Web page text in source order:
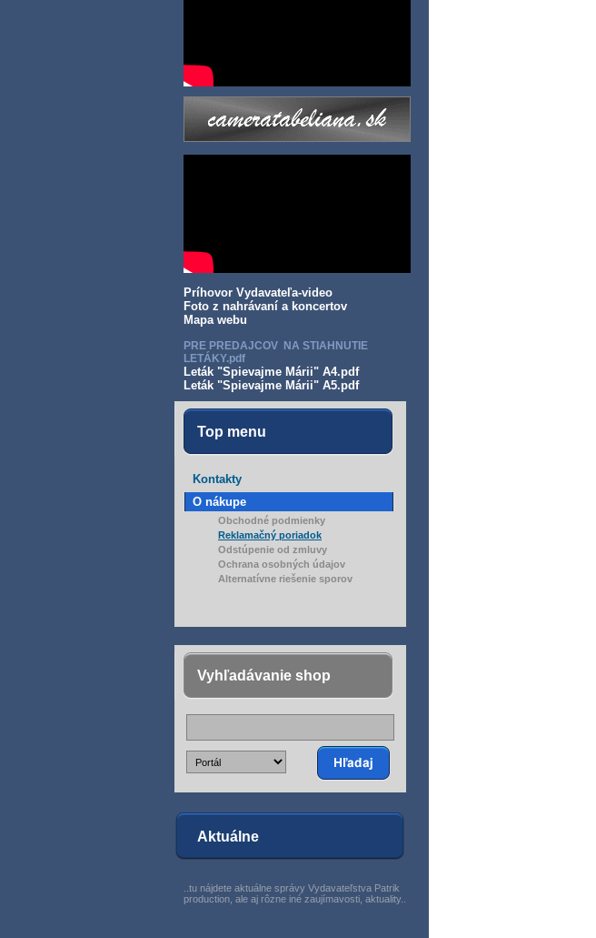
Príhovor Vydavateľa-video
Foto z nahrávaní a koncertov
Mapa webu
PRE PREDAJCOV NA STIAHNUTIE
LETÁKY.pdf
Leták "Spievajme Márii" A4.pdf
Leták "Spievajme Márii" A5.pdf
Top menu
Kontakty
O nákupe
Obchodné podmienky
Reklamačný poriadok
Odstúpenie od zmluvy
Ochrana osobných údajov
Alternatívne riešenie sporov
Vyhľadávanie shop
Aktuálne
..tu nájdete aktuálne správy Vydavateľstva Patrik
production, ale aj rôzne iné zaujímavosti, aktuality..